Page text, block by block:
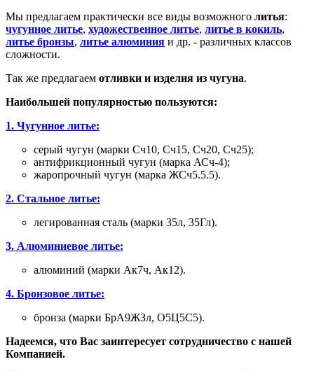
Мы предлагаем практически все виды возможного литья:
чугунное литье, художественное литье, литье в кокиль,
литье бронзы, литье алюминия и др. - различных классов
сложности.
Так же предлагаем отливки и изделия из чугуна.
Наибольшей популярностью пользуются:
1. Чугунное литье:
серый чугун (марки Сч10, Сч15, Сч20, Сч25);
антифрикционный чугун (марка АСч-4);
жаропрочный чугун (марка ЖСч5.5.5).
2. Стальное литье:
легированная сталь (марки 35л, 35Гл).
3. Алюминиевое литье:
алюминий (марки Ак7ч, Ак12).
4. Бронзовое литье:
бронза (марки БрА9ЖЗл, О5Ц5С5).
Надеемся, что Вас заинтересует сотрудничество с нашей
Компанией.